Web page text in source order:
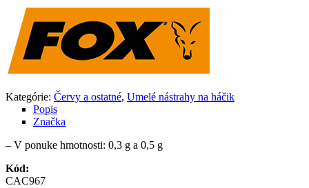
Kategórie: Červy a ostatné, Umelé nástrahy na háčik
Popis
Značka
– V ponuke hmotnosti: 0,3 g a 0,5 g
Kód:
CAC967